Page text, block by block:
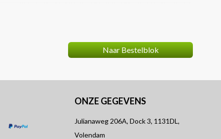
Naar Bestelblok
ONZE GEGEVENS
Julianaweg 206A, Dock 3, 1131DL,
Volendam